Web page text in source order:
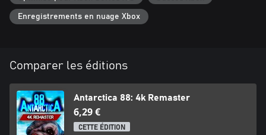
Parviendrez-vous à percer tous les secrets et à révéler la vérité ?
Ou la glace vous emportera-t-elle à jamais ?
Enregistrements en nuage Xbox
Comparer les éditions
Antarctica 88: 4k Remaster
6,29 €
CETTE ÉDITION